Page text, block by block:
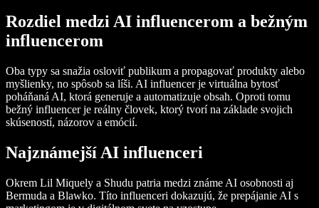
Rozdiel medzi AI influencerom a bežným
influencerom
Oba typy sa snažia osloviť publikum a propagovať produkty alebo
myšlienky, no spôsob sa líši. AI influencer je virtuálna bytosť
poháňaná AI, ktorá generuje a automatizuje obsah. Oproti tomu
bežný influencer je reálny človek, ktorý tvorí na základe svojich
skúseností, názorov a emócií.
Najznámejší AI influenceri
Okrem Lil Miquely a Shudu patria medzi známe AI osobnosti aj
Bermuda a Blawko. Títo influenceri dokazujú, že prepájanie AI s